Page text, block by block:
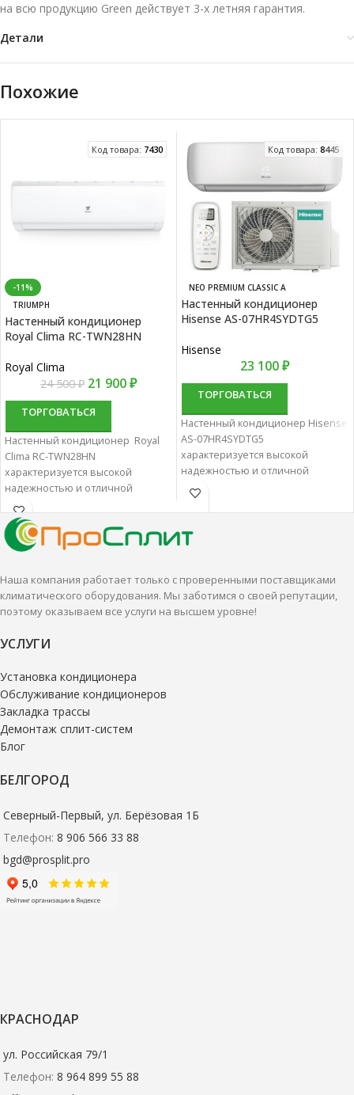
на всю продукцию Green действует 3-х летняя гарантия.
Детали
Похожие
Код товара: 7430
-11%
TRIUMPH
Настенный кондиционер
Royal Clima RC-TWN28HN
Royal Clima
24 500₽ 21 900₽
ТОРГОВАТЬСЯ
Настенный кондиционер Royal
Clima RC-TWN28HN
характеризуется высокой
надежностью и отличной
производительностью.
Настенные сплит-системы лучше
всего подходят для
кондиционирования небольших
Код товара: 8445
NEO PREMIUM CLASSIC A
Настенный кондиционер
Hisense AS-07HR4SYDTG5
Hisense
23 100₽
ТОРГОВАТЬСЯ
Настенный кондиционер Hisense
AS-07HR4SYDTG5
характеризуется высокой
надежностью и отличной
производительностью.
Настенные сплит-системы лучше
кондиционирования небольших
и средних помещений.
Наша компания работает только с проверенными поставщиками
климатического оборудования. Мы заботимся о своей репутации,
поэтому оказываем все услуги на высшем уровне!
УСЛУГИ
Установка кондиционера
Обслуживание кондиционеров
Закладка трассы
Демонтаж сплит-систем
Блог
БЕЛГОРОД
Северный-Первый, ул. Берёзовая 1Б
Телефон: 8 906 566 33 88
bgd@prosplit.pro
КРАСНОДАР
ул. Российская 79/1
Телефон: 8 964 899 55 88